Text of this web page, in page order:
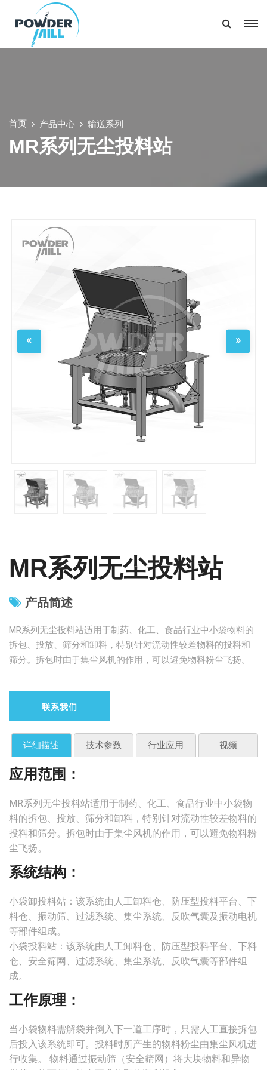
首页 产品中心 输送系列
MR系列无尘投料站
MR系列无尘投料站
产品简述
MR系列无尘投料站适用于制药、化工、食品行业中小袋物料的
拆包、投放、筛分和卸料，特别针对流动性较差物料的投料和
筛分。拆包时由于集尘风机的作用，可以避免物料粉尘飞扬。
联系我们
详细描述 技术参数 行业应用 视频
应用范围：
MR系列无尘投料站适用于制药、化工、食品行业中小袋物
料的拆包、投放、筛分和卸料，特别针对流动性较差物料的
投料和筛分。拆包时由于集尘风机的作用，可以避免物料粉
尘飞扬。
系统结构：
小袋卸投料站：该系统由人工卸料仓、防压型投料平台、下
料仓、振动筛、过滤系统、集尘系统、反吹气囊及振动电机
等部件组成。
小袋投料站：该系统由人工卸料仓、防压型投料平台、下料
仓、安全筛网、过滤系统、集尘系统、反吹气囊等部件组
成。
工作原理：
当小袋物料需解袋并倒入下一道工序时，只需人工直接拆包
后投入该系统即可。投料时所产生的物料粉尘由集尘风机进
行收集。 物料通过振动筛（安全筛网）将大块物料和异物